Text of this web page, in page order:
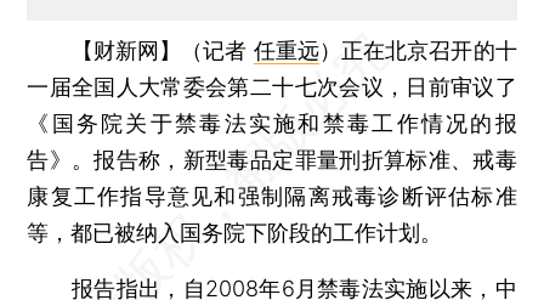
【财新网】（记者 任重远） 正在北京召开的十
一届全国人大常委会第二十七次会议，日前审议了
《国务院关于禁毒法实施和禁毒工作情况的报
告》。报告称，新型毒品定罪量刑折算标准、戒毒
康复工作指导意见和强制隔离戒毒诊断评估标准
等，都已被纳入国务院下阶段的工作计划。
报告指出，自2008年6月禁毒法实施以来，中